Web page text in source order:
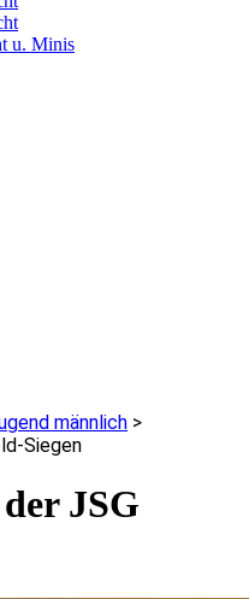
u. Minis
männlich >
Siegen
JSG